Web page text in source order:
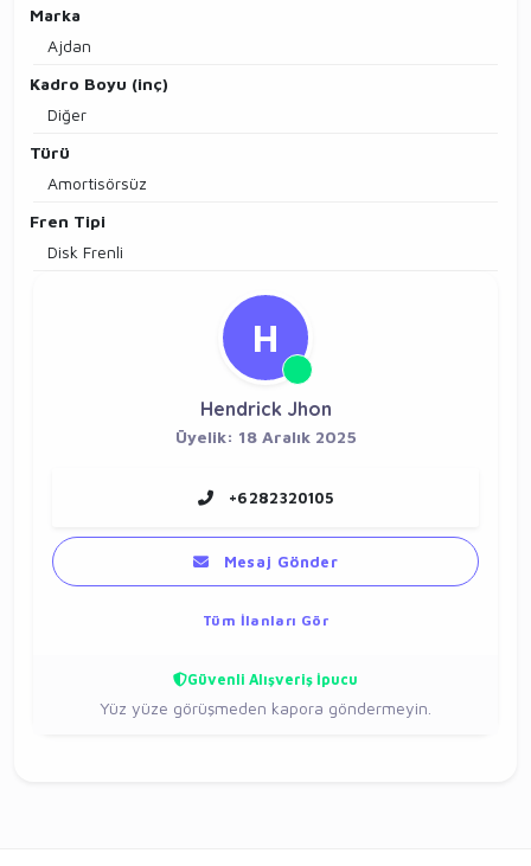
Marka
Ajdan
Kadro Boyu (inç)
Diğer
Türü
Amortisörsüz
Fren Tipi
Disk Frenli
H
Hendrick Jhon
Üyelik: 18 Aralık 2025
+6282320105
Mesaj Gönder
Tüm İlanları Gör
Güvenli Alışveriş İpucu
Yüz yüze görüşmeden kapora göndermeyin.